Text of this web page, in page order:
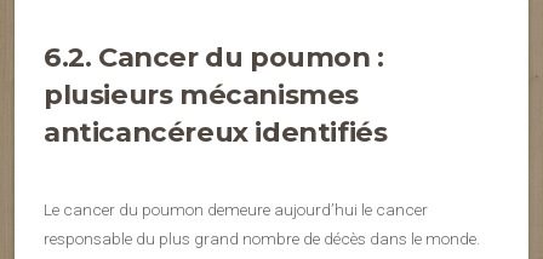
6.2. Cancer du poumon :
plusieurs mécanismes
anticancéreux identifiés
Le cancer du poumon demeure aujourd’hui le cancer
responsable du plus grand nombre de décès dans le monde.